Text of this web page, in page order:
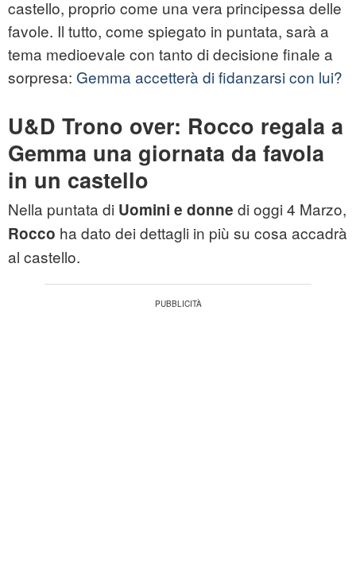
castello, proprio come una vera principessa delle
favole. Il tutto, come spiegato in puntata, sarà a
tema medioevale con tanto di decisione finale a
sorpresa: Gemma accetterà di fidanzarsi con lui?
U&D Trono over: Rocco regala a
Gemma una giornata da favola
in un castello
Nella puntata di Uomini e donne di oggi 4 Marzo,
Rocco ha dato dei dettagli in più su cosa accadrà
al castello.